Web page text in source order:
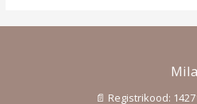
📄 Registrikood: